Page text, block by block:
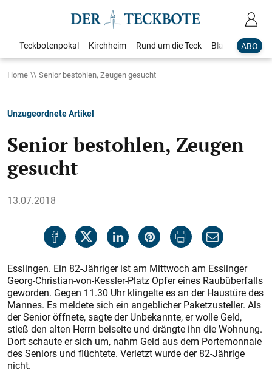
ABO
Teckbotenpokal Kirchheim Rund um die Teck Blaulicht
Home Senior bestohlen, Zeugen gesucht
Unzugeordnete Artikel
Senior bestohlen, Zeugen
gesucht
13.07.2018
Esslingen. Ein 82-Jähriger ist am Mittwoch am Esslinger
Georg-Christian-von-Kessler-Platz Opfer eines Raubüberfalls
geworden. Gegen 11.30 Uhr klingelte es an der Haustüre des
Mannes. Es meldete sich ein angeblicher Paketzusteller. Als
der Senior öffnete, sagte der Unbekannte, er wolle Geld,
stieß den alten Herrn beiseite und drängte ihn die Wohnung.
Dort schaute er sich um, nahm Geld aus dem Portemonnaie
des Seniors und flüchtete. Verletzt wurde der 82-Jährige
nicht.